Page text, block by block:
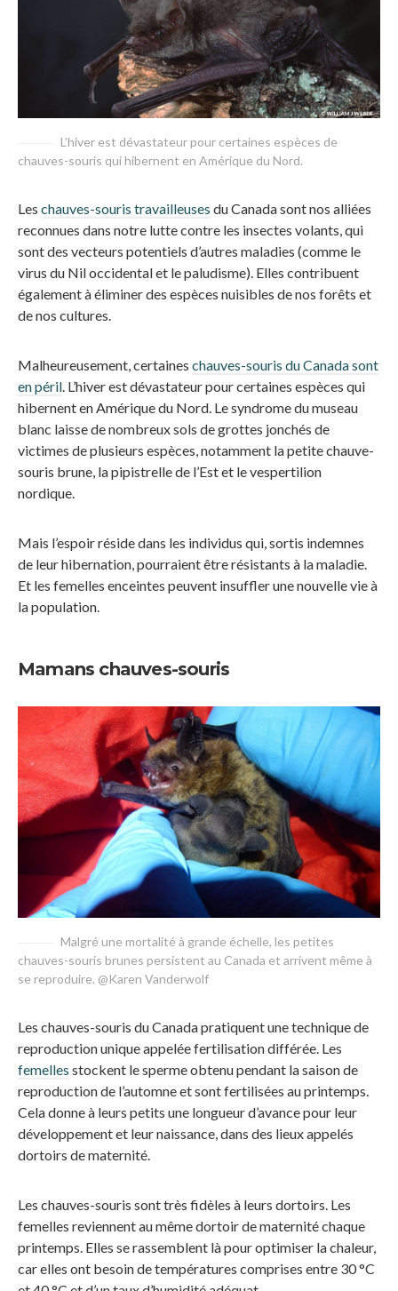
L’hiver est dévastateur pour certaines espèces de
chauves-souris qui hibernent en Amérique du Nord.
Les chauves-souris travailleuses du Canada sont nos alliées
reconnues dans notre lutte contre les insectes volants, qui
sont des vecteurs potentiels d’autres maladies (comme le
virus du Nil occidental et le paludisme). Elles contribuent
également à éliminer des espèces nuisibles de nos forêts et
de nos cultures.
Malheureusement, certaines chauves-souris du Canada sont
en péril. L’hiver est dévastateur pour certaines espèces qui
hibernent en Amérique du Nord. Le syndrome du museau
blanc laisse de nombreux sols de grottes jonchés de
victimes de plusieurs espèces, notamment la petite chauve-
souris brune, la pipistrelle de l’Est et le vespertilion
nordique.
Mais l’espoir réside dans les individus qui, sortis indemnes
de leur hibernation, pourraient être résistants à la maladie.
Et les femelles enceintes peuvent insuffler une nouvelle vie à
la population.
Mamans chauves-souris
Malgré une mortalité à grande échelle, les petites
chauves-souris brunes persistent au Canada et arrivent même à
se reproduire. @Karen Vanderwolf
Les chauves-souris du Canada pratiquent une technique de
reproduction unique appelée fertilisation différée. Les
femelles stockent le sperme obtenu pendant la saison de
reproduction de l’automne et sont fertilisées au printemps.
Cela donne à leurs petits une longueur d’avance pour leur
développement et leur naissance, dans des lieux appelés
dortoirs de maternité.
Les chauves-souris sont très fidèles à leurs dortoirs. Les
femelles reviennent au même dortoir de maternité chaque
printemps. Elles se rassemblent là pour optimiser la chaleur,
car elles ont besoin de températures comprises entre 30 °C